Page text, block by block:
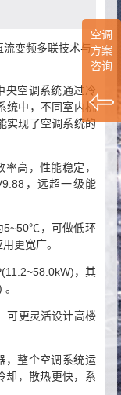
流变频多联技术与
央空调系统通过冷
统中，不同室内机
实现了空调系统的
高，性能稳定，
，远超一级能
5~50℃，可做低环
更宽广。
，其
可更灵活设计高楼
，整个空调系统运
却，散热更快，系
空调
方案
咨询